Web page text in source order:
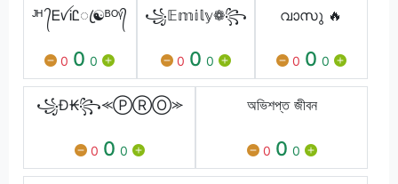
ᴶᴴ ᭄ᎬꪜᎥᏝꦿ☯ᴮᴼᵞ᭄
0 0 0
꧁𝔼𝕞𝕚𝕝𝕪❁꧂
0 0 0
വാസു 🔥
0 0 0
꧁Đ₭꧂⪻ⓅⓇⓄ⪼
0 0 0
অভিশপ্ত জীবন
0 0 0